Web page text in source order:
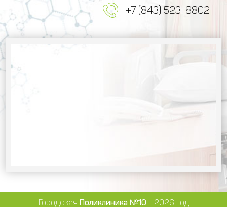
+7 (843) 523-8802
Городская Поликлиника №10 - 2026 год